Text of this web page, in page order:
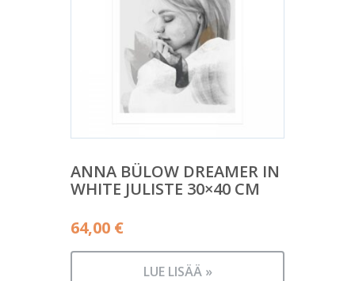
ANNA BÜLOW DREAMER IN
WHITE JULISTE 30×40 CM
64,00 €
LUE LISÄÄ »